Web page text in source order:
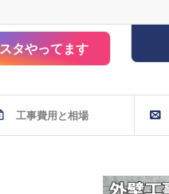
タやってます
工事費用と相場